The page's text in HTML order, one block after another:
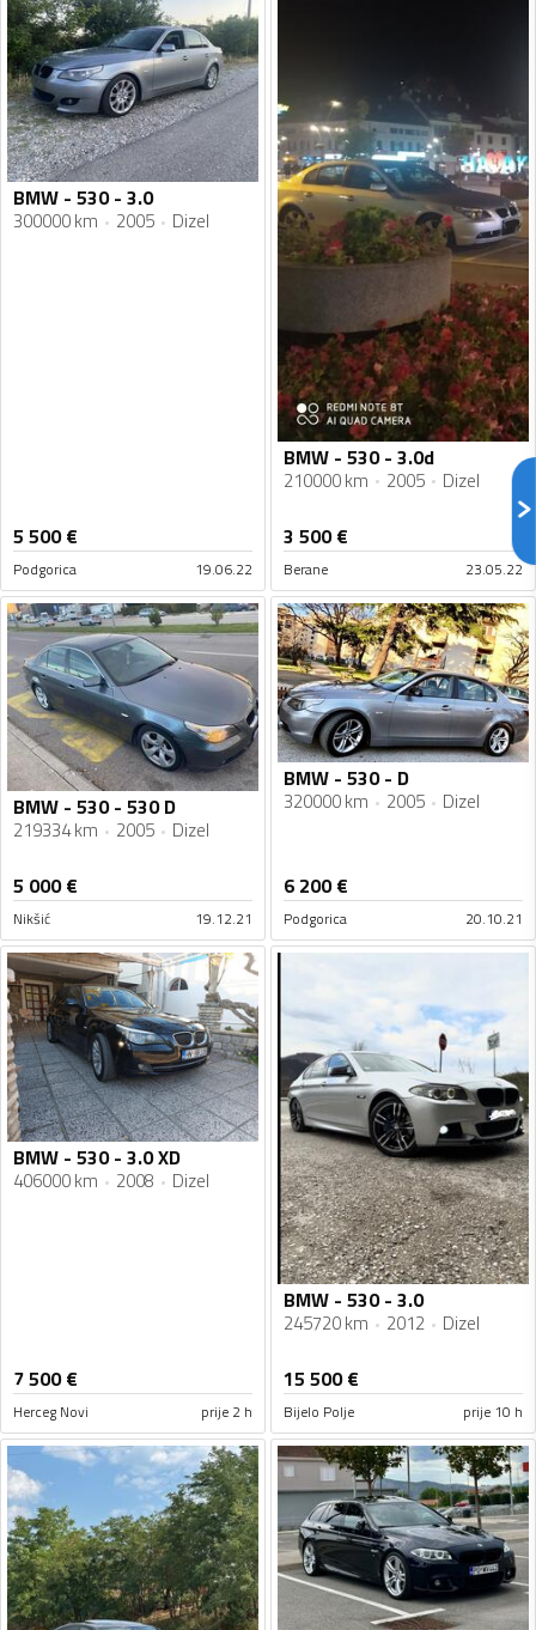
BMW - 530 - 3.0
300000 km 2005 Dizel
5 500€
Podgorica 19.06.22
BMW - 530 - 3.0d
210000 km 2005 Dizel
3 500€
Berane 23.05.22
BMW - 530 - 530 D
219334 km 2005 Dizel
5 000€
Nikšić 19.12.21
BMW - 530 - D
320000 km 2005 Dizel
6 200€
Podgorica 20.10.21
BMW - 530 - 3.0 XD
406000 km 2008 Dizel
7 500€
Herceg Novi prije 2 h
BMW - 530 - 3.0
245720 km 2012 Dizel
15 500€
Bijelo Polje prije 10 h